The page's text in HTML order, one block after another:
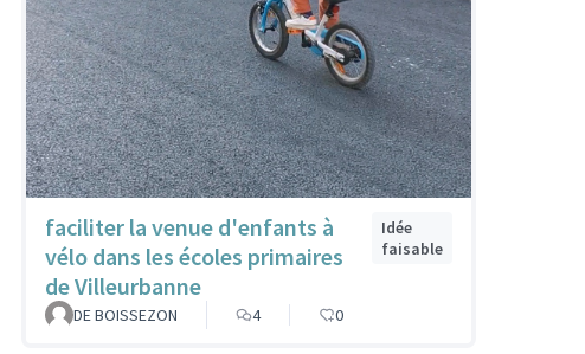
faciliter la venue d'enfants à
vélo dans les écoles primaires
de Villeurbanne
Idée
faisable
DE BOISSEZON 4 0